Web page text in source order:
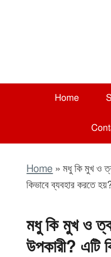
Home
Home »মধু কি মুখ ও
কিভাবে ব্যবহার করতে
মধু কি মুখ ও
উপকারী? এটি